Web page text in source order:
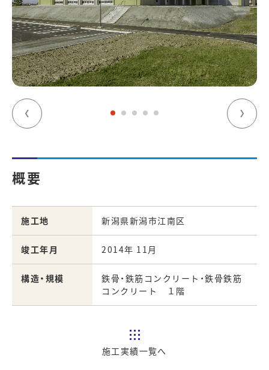
概要
施工地 新潟県新潟市江南区
竣工年月 2014年 11月
構造・規模
鉄骨・鉄筋コンクリート・鉄骨鉄筋
コンクリート １階
施工実績一覧へ